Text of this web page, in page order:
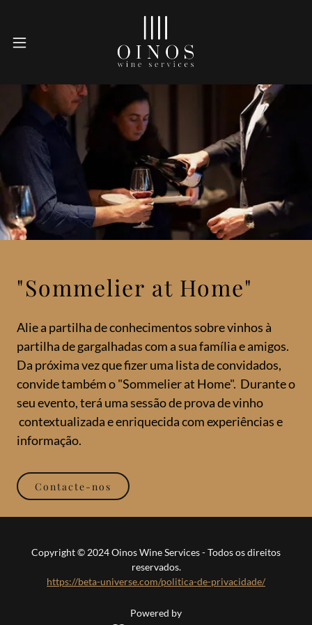
"Sommelier at Home"
Alie a partilha de conhecimentos sobre vinhos à
partilha de gargalhadas com a sua família e amigos.
Da próxima vez que fizer uma lista de convidados,
convide também o "Sommelier at Home". Durante o
seu evento, terá uma sessão de prova de vinho
contextualizada e enriquecida com experiências e
informação.
Contacte-nos
Copyright © 2024 Oinos Wine Services - Todos os direitos
reservados.
https://beta-universe.com/politica-de-privacidade/
Powered by